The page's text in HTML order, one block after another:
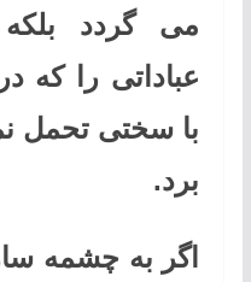
می گردد
عباداتی را که
با سختی تحمل
برد.
اگر به چشمه